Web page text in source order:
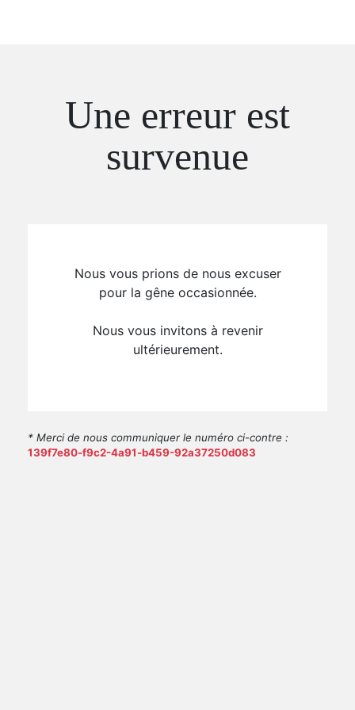
Une erreur est
survenue
Nous vous prions de nous excuser
pour la gêne occasionnée.
Nous vous invitons à revenir
ultérieurement.
* Merci de nous communiquer le numéro ci-contre :
139f7e80-f9c2-4a91-b459-92a37250d083